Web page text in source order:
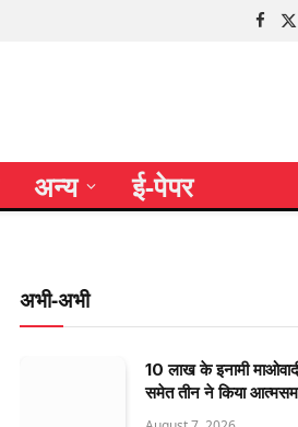
X
अन्य ई-पेपर
अभी-अभी
10 लाख के इनामी
समेत तीन ने किया